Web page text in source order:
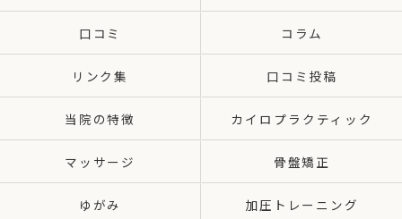
口コミ コラム
リンク集 口コミ投稿
当院の特徴 カイロプラクティック
マッサージ 骨盤矯正
ゆがみ 加圧トレーニング